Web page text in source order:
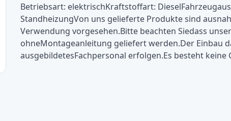
Betriebsart: elektrischKraftstoffart:
StandheizungVon uns gelieferte Produkte sind
Verwendung vorgesehen.Bitte beachten Siedass
ohneMontageanleitung geliefert werden.Der Einbau
ausgebildetesFachpersonal erfolgen.Es besteht